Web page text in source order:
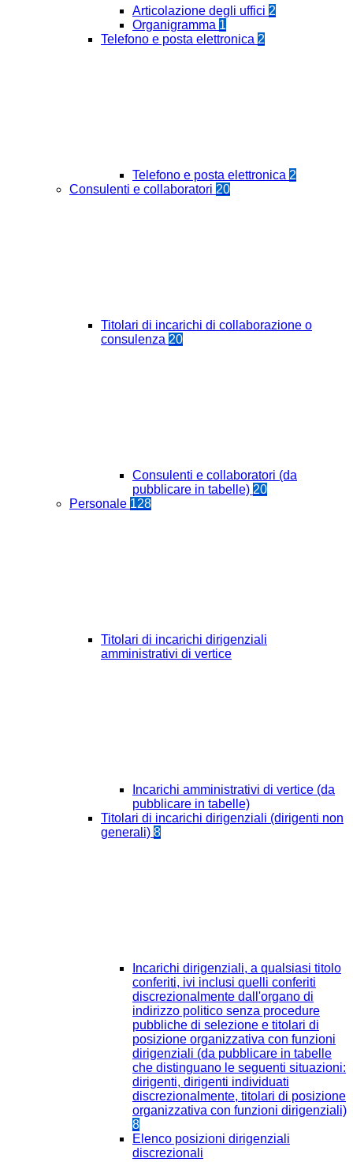
Articolazione degli uffici 2
Organigramma 1
Telefono e posta elettronica 2
Telefono e posta elettronica 2
Consulenti e collaboratori 20
Titolari di incarichi di collaborazione o
consulenza 20
Consulenti e collaboratori (da
pubblicare in tabelle) 20
Personale 128
Titolari di incarichi dirigenziali
amministrativi di vertice
Incarichi amministrativi di vertice (da
pubblicare in tabelle)
Titolari di incarichi dirigenziali (dirigenti non
generali) 8
Incarichi dirigenziali, a qualsiasi titolo
conferiti, ivi inclusi quelli conferiti
discrezionalmente dall'organo di
indirizzo politico senza procedure
pubbliche di selezione e titolari di
posizione organizzativa con funzioni
dirigenziali (da pubblicare in tabelle
che distinguano le seguenti situazioni:
dirigenti, dirigenti individuati
discrezionalmente, titolari di posizione
organizzativa con funzioni dirigenziali)
8
Elenco posizioni dirigenziali
discrezionali